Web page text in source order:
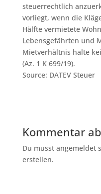
steuerrechtlich
vorliegt, wenn die
Hälfte vermietete
Lebensgefährten und
Mietverhältnis halte
(Az. 1 K 699/19).
Source: DATEV Steuer
Kommentar
Du musst angemeldet
erstellen.